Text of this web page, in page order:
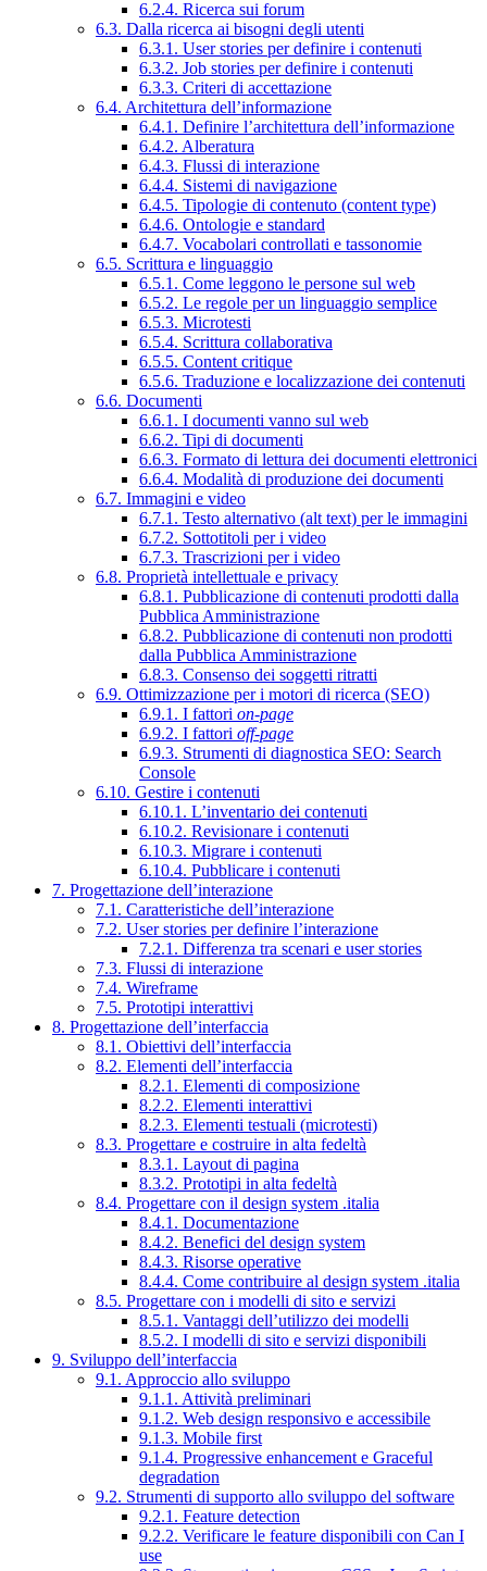
6.2.4. Ricerca sui forum
6.3. Dalla ricerca ai bisogni degli utenti
6.3.1. User stories per definire i contenuti
6.3.2. Job stories per definire i contenuti
6.3.3. Criteri di accettazione
6.4. Architettura dell’informazione
6.4.1. Definire l’architettura dell’informazione
6.4.2. Alberatura
6.4.3. Flussi di interazione
6.4.4. Sistemi di navigazione
6.4.5. Tipologie di contenuto (content type)
6.4.6. Ontologie e standard
6.4.7. Vocabolari controllati e tassonomie
6.5. Scrittura e linguaggio
6.5.1. Come leggono le persone sul web
6.5.2. Le regole per un linguaggio semplice
6.5.3. Microtesti
6.5.4. Scrittura collaborativa
6.5.5. Content critique
6.5.6. Traduzione e localizzazione dei contenuti
6.6. Documenti
6.6.1. I documenti vanno sul web
6.6.2. Tipi di documenti
6.6.3. Formato di lettura dei documenti elettronici
6.6.4. Modalità di produzione dei documenti
6.7. Immagini e video
6.7.1. Testo alternativo (alt text) per le immagini
6.7.2. Sottotitoli per i video
6.7.3. Trascrizioni per i video
6.8. Proprietà intellettuale e privacy
6.8.1. Pubblicazione di contenuti prodotti dalla
Pubblica Amministrazione
6.8.2. Pubblicazione di contenuti non prodotti
dalla Pubblica Amministrazione
6.8.3. Consenso dei soggetti ritratti
6.9. Ottimizzazione per i motori di ricerca (SEO)
6.9.1. I fattori on-page
6.9.2. I fattori off-page
6.9.3. Strumenti di diagnostica SEO: Search
Console
6.10. Gestire i contenuti
6.10.1. L’inventario dei contenuti
6.10.2. Revisionare i contenuti
6.10.3. Migrare i contenuti
6.10.4. Pubblicare i contenuti
7. Progettazione dell’interazione
7.1. Caratteristiche dell’interazione
7.2. User stories per definire l’interazione
7.2.1. Differenza tra scenari e user stories
7.3. Flussi di interazione
7.4. Wireframe
7.5. Prototipi interattivi
8. Progettazione dell’interfaccia
8.1. Obiettivi dell’interfaccia
8.2. Elementi dell’interfaccia
8.2.1. Elementi di composizione
8.2.2. Elementi interattivi
8.2.3. Elementi testuali (microtesti)
8.3. Progettare e costruire in alta fedeltà
8.3.1. Layout di pagina
8.3.2. Prototipi in alta fedeltà
8.4. Progettare con il design system .italia
8.4.1. Documentazione
8.4.2. Benefici del design system
8.4.3. Risorse operative
8.4.4. Come contribuire al design system .italia
8.5. Progettare con i modelli di sito e servizi
8.5.1. Vantaggi dell’utilizzo dei modelli
8.5.2. I modelli di sito e servizi disponibili
9. Sviluppo dell’interfaccia
9.1. Approccio allo sviluppo
9.1.1. Attività preliminari
9.1.2. Web design responsivo e accessibile
9.1.3. Mobile first
9.1.4. Progressive enhancement e Graceful
degradation
9.2. Strumenti di supporto allo sviluppo del software
9.2.1. Feature detection
9.2.2. Verificare le feature disponibili con Can I
use